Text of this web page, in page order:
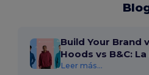
Build Your Brand
Hoods vs B&C:
Leer más...